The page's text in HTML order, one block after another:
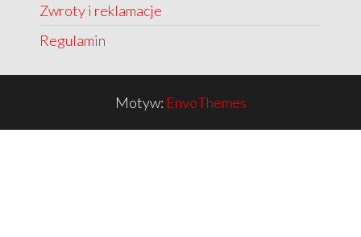
Zwroty i reklamacje
Regulamin
Motyw: EnvoThemes